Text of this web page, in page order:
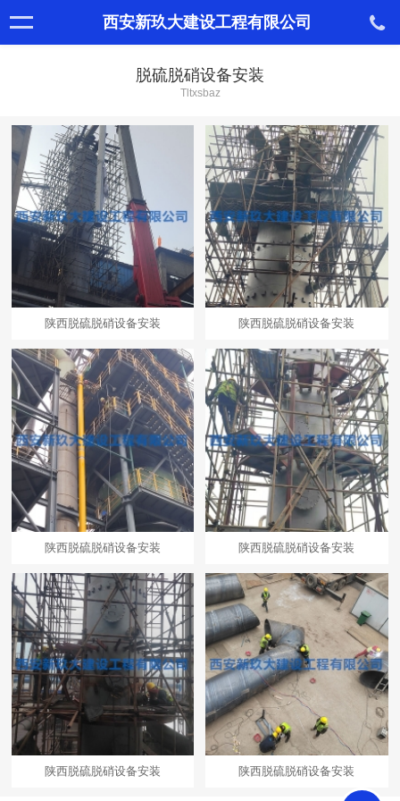
西安新玖大建设工程有限公司
脱硫脱硝设备安装
Tltxsbaz
陕西脱硫脱硝设备安装 陕西脱硫脱硝设备安装
陕西脱硫脱硝设备安装 陕西脱硫脱硝设备安装
陕西脱硫脱硝设备安装 陕西脱硫脱硝设备安装